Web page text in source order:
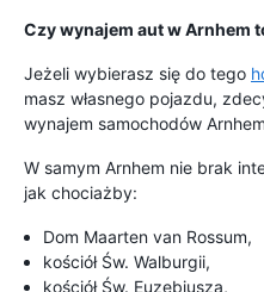
Czy wynajem aut w Arnhem
Jeżeli wybierasz się do tego
masz własnego pojazdu,
wynajem samochodów
W samym Arnhem nie brak
jak chociażby:
Dom Maarten van Rossum,
kościół Św. Walburgii,
kościół Św. Euzebiusza,